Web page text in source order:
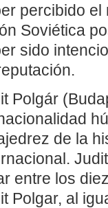
percibido
Soviética
sido
Polgár
de la
entre los
Polgar, al